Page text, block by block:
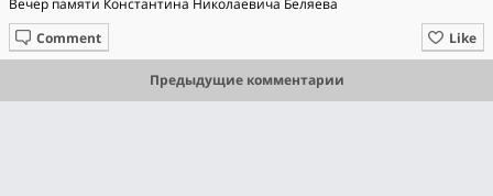
Вечер памяти Константина Николаевича Беляева
Like
Comment
Предыдущие комментарии